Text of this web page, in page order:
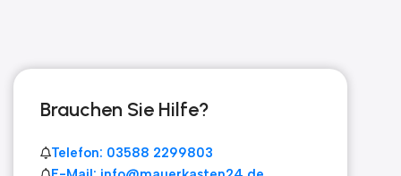
Brauchen Sie Hilfe?
Telefon: 03588 2299803